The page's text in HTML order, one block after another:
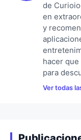
de
en
y
hacer que
para
Ver todas